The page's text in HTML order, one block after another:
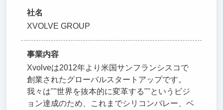
社名
XVOLVE GROUP
事業内容
Xvolveは2012年より米国サンフランシスコで
創業されたグローバルスタートアップです。
我々は""世界を抜本的に変革する""というビジ
ョン達成のため、これまでシリコンバレー、ベ